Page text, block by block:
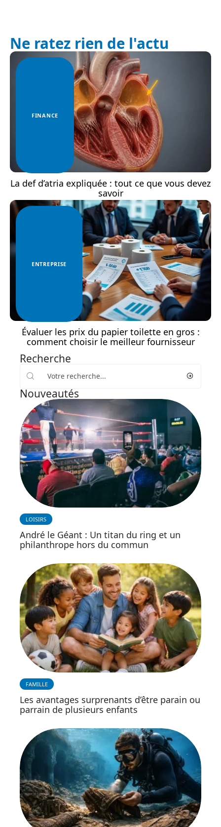
Ne ratez rien de l'actu
FINANCE
La def d’atria expliquée : tout ce que vous devez
savoir
ENTREPRISE
Évaluer les prix du papier toilette en gros :
comment choisir le meilleur fournisseur
Recherche
Nouveautés
LOISIRS
André le Géant : Un titan du ring et un
philanthrope hors du commun
FAMILLE
Les avantages surprenants d’être parain ou
parrain de plusieurs enfants